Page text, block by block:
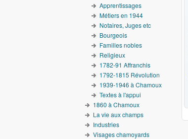
Apprentissages
Métiers en 1944
Notaires, Juges etc
Bourgeois
Familles nobles
Religieux
1782-91 Affranchis
1792-1815 Révolution
1939-1946 à Chamoux
Textes à l'appui
1860 à Chamoux
La vie aux champs
Industries
Visages chamoyards